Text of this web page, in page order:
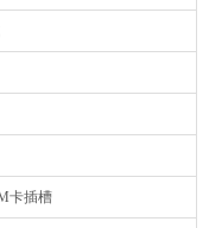
卡插槽